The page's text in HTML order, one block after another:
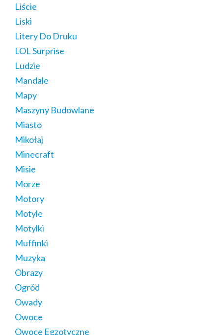
Liście
Liski
Litery Do Druku
LOL Surprise
Ludzie
Mandale
Mapy
Maszyny Budowlane
Miasto
Mikołaj
Minecraft
Misie
Morze
Motory
Motyle
Motylki
Muffinki
Muzyka
Obrazy
Ogród
Owady
Owoce
Owoce Egzotyczne